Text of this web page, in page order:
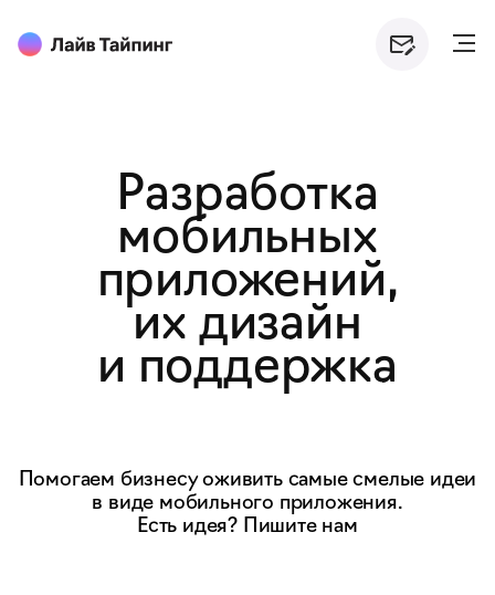
Разработка
мобильных
приложений,
их дизайн
и поддержка
Помогаем бизнесу оживить самые смелые идеи
в виде мобильного приложения.
Есть идея? Пишите нам